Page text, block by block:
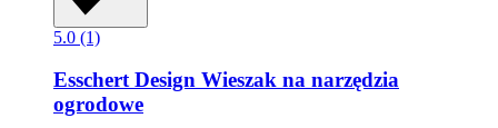
5.0 (1)
Esschert Design Wieszak na narzędzia
ogrodowe